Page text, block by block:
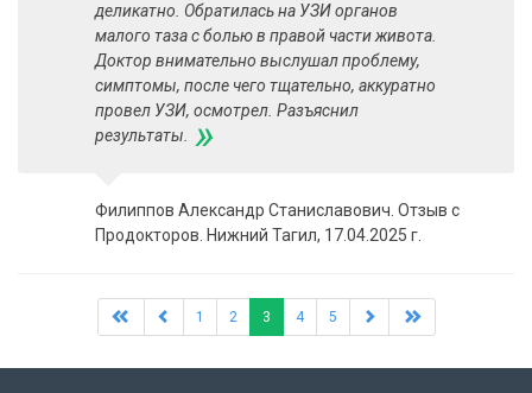
деликатно. Обратилась на УЗИ органов
малого таза с болью в правой части живота.
Доктор внимательно выслушал проблему,
симптомы, после чего тщательно, аккуратно
провел УЗИ, осмотрел. Разъяснил
результаты.
»
Филиппов Александр Станиславович. Отзыв с
Продокторов. Нижний Тагил, 17.04.2025 г.
1 2 3 4 5